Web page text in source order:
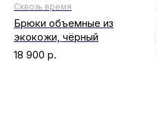
Сквозь время
Брюки объемные из
экокожи, чёрный
18 900 р.